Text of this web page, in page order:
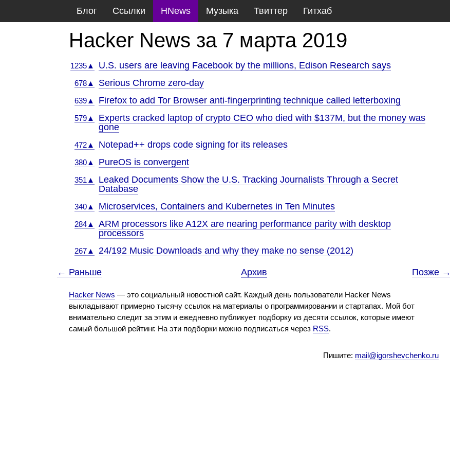
Блог Ссылки HNews Музыка Твиттер Гитхаб
Hacker News за 7 марта 2019
1235▲ U.S. users are leaving Facebook by the millions, Edison Research says
678▲ Serious Chrome zero-day
639▲ Firefox to add Tor Browser anti-fingerprinting technique called letterboxing
579▲
Experts cracked laptop of crypto CEO who died with $137M, but the money was
gone
472▲ Notepad++ drops code signing for its releases
380▲ PureOS is convergent
351▲
Leaked Documents Show the U.S. Tracking Journalists Through a Secret
Database
340▲ Microservices, Containers and Kubernetes in Ten Minutes
284▲
ARM processors like A12X are nearing performance parity with desktop
processors
267▲ 24/192 Music Downloads and why they make no sense (2012)
← Раньше Архив Позже →
Hacker News — это социальный новостной сайт. Каждый день пользователи Hacker News
выкладывают примерно тысячу ссылок на материалы о программировании и стартапах. Мой бот
внимательно следит за этим и ежедневно публикует подборку из десяти ссылок, которые имеют
самый большой рейтинг. На эти подборки можно подписаться через RSS.
Пишите: mail@igorshevchenko.ru